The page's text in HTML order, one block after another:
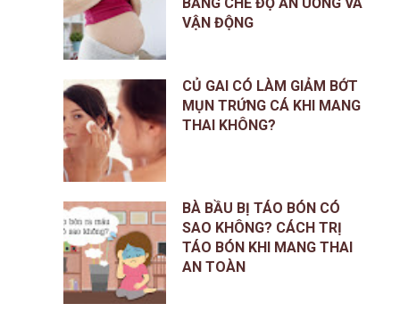
VẬN ĐỘNG
CỦ GAI CÓ LÀM GIẢM BỚT
MỤN TRỨNG CÁ KHI MANG
THAI KHÔNG?
BÀ BẦU BỊ TÁO BÓN CÓ
SAO KHÔNG? CÁCH TRỊ
TÁO BÓN KHI MANG THAI
AN TOÀN